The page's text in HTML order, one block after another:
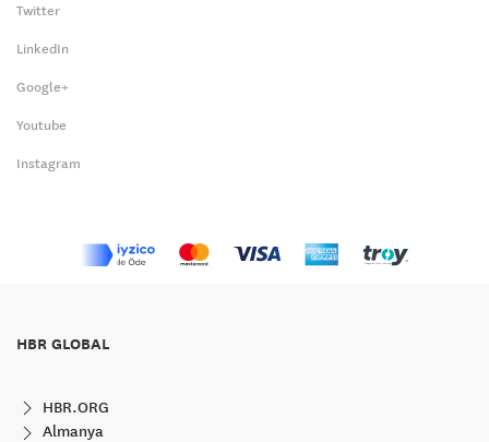
Twitter
LinkedIn
Google+
Youtube
Instagram
HBR GLOBAL
HBR.ORG
Almanya